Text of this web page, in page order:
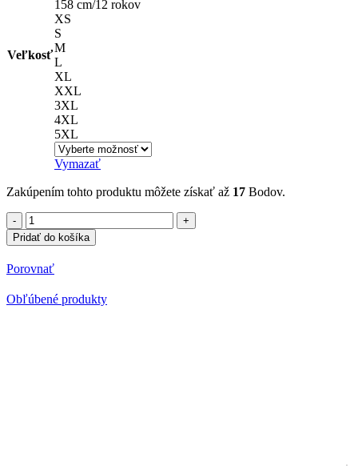
Veľkosť
158 cm/12 rokov
XS
S
M
L
XL
XXL
3XL
4XL
5XL
Vymazať
Zakúpením tohto produktu môžete získať až 17 Bodov.
množstvo
Polokošeľa
s
potlačou
Konštrukčné
stroje
1
Pridať do košíka
Porovnať
Obľúbené produkty